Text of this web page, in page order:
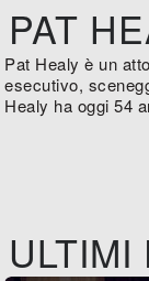
PAT
Pat Healy è un
esecutivo,
Healy ha oggi 54
ULTIMI